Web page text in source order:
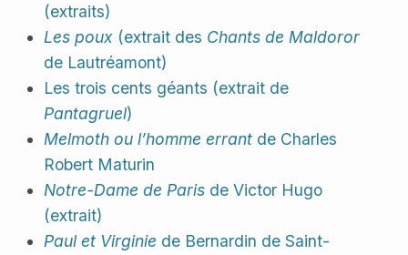
(extraits)
Les poux (extrait des Chants de Maldoror
de Lautréamont)
Les trois cents géants (extrait de
Pantagruel)
Melmoth ou l’homme errant de Charles
Robert Maturin
Notre-Dame de Paris de Victor Hugo
(extrait)
Paul et Virginie de Bernardin de Saint-